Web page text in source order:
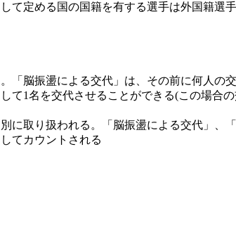
て定める国の国籍を有する選手は外国籍選
「脳振盪による交代」は、その前に何人の
1名を交代させることができる(この場合
に取り扱われる。「脳振盪による交代」、
てカウントされる